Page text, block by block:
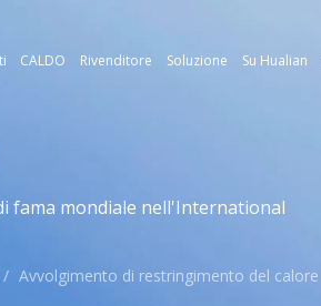
CALDO Rivenditore Soluzione Su Hualian
fama mondiale nell'International
/ Avvolgimento di restringimento del calore